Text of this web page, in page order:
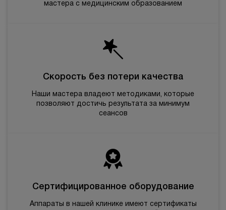
мастера с медицинским образованием
Скорость без потери качества
Наши мастера владеют методиками, которые
позволяют достичь результата за минимум
сеансов
Сертифицированное оборудование
Аппараты в нашей клинике имеют сертификаты